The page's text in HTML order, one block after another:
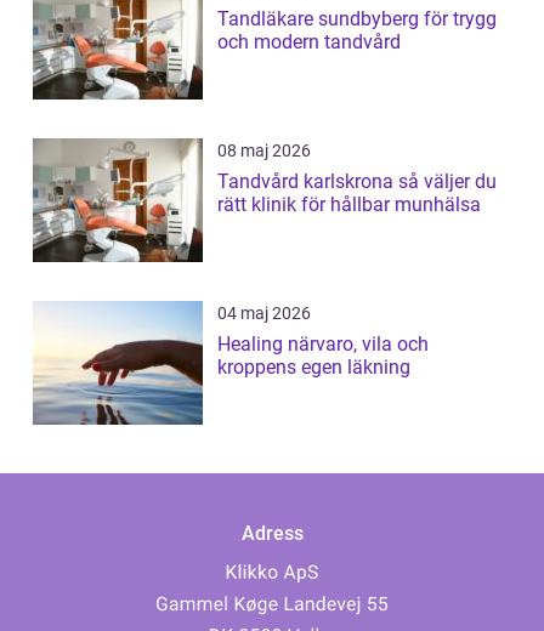
Tandläkare sundbyberg för trygg
och modern tandvård
08 maj 2026
Tandvård karlskrona så väljer du
rätt klinik för hållbar munhälsa
04 maj 2026
Healing närvaro, vila och
kroppens egen läkning
Adress